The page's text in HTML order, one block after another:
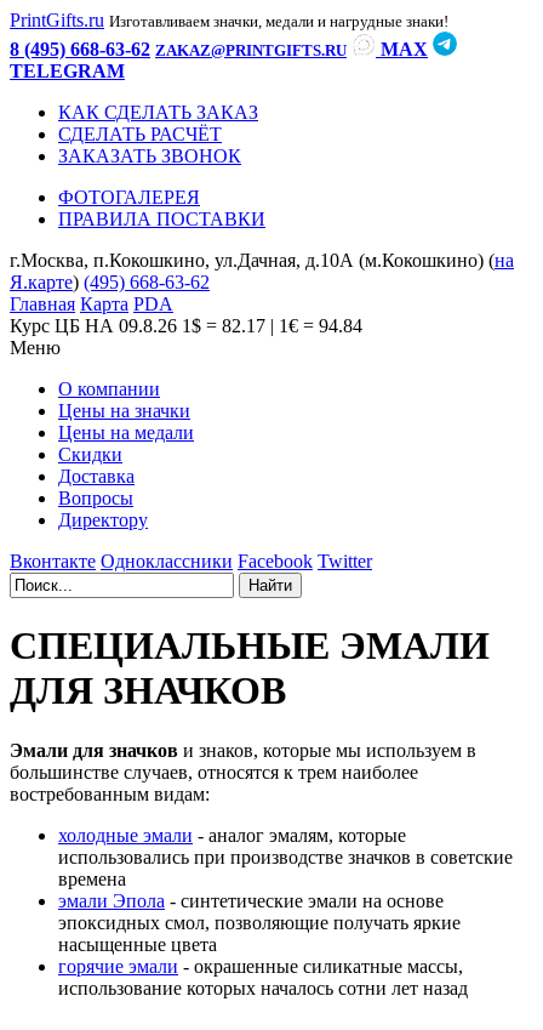
PrintGifts.ru Изготавливаем значки, медали и нагрудные знаки!
8 (495) 668-63-62 ZAKAZ@PRINTGIFTS.RU
MAX
TELEGRAM
КАК СДЕЛАТЬ ЗАКАЗ
СДЕЛАТЬ РАСЧЁТ
ЗАКАЗАТЬ ЗВОНОК
ФОТОГАЛЕРЕЯ
ПРАВИЛА ПОСТАВКИ
г.Москва, п.Кокошкино, ул.Дачная, д.10А (м.Кокошкино) (на
Я.карте) (495) 668-63-62
Главная Карта PDA
Курс ЦБ НА 09.8.26 1$ = 82.17 | 1€ = 94.84
Меню
О компании
Цены на значки
Цены на медали
Скидки
Доставка
Вопросы
Директору
Вконтакте Одноклассники Facebook Twitter
СПЕЦИАЛЬНЫЕ ЭМАЛИ
ДЛЯ ЗНАЧКОВ
Эмали для значков и знаков, которые мы используем в
большинстве случаев, относятся к трем наиболее
востребованным видам:
холодные эмали - аналог эмалям, которые
использовались при производстве значков в советские
времена
эмали Эпола - синтетические эмали на основе
эпоксидных смол, позволяющие получать яркие
насыщенные цвета
горячие эмали - окрашенные силикатные массы,
использование которых началось сотни лет назад